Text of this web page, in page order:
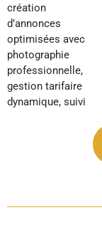
création
d’annonces
optimisées avec
photographie
professionnelle,
gestion tarifaire
dynamique, suivi
garantissons des
avis excellents
qui positionnent
votre propriété en
haut de gamme.
Vous bénéficiez
ainsi de revenus
tout en
développant
sereinement
votre patrimoine
immobilier à